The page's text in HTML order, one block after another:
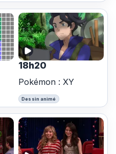
18h20
Pokémon : XY
Dessin animé